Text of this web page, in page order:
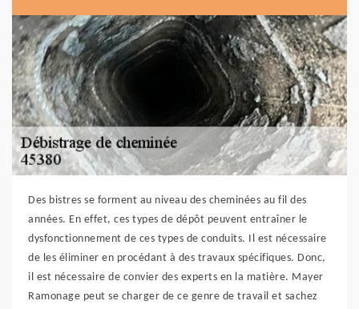
Des bistres se forment au niveau des cheminées au fil des
années. En effet, ces types de dépôt peuvent entraîner le
dysfonctionnement de ces types de conduits. Il est nécessaire
de les éliminer en procédant à des travaux spécifiques. Donc,
il est nécessaire de convier des experts en la matière. Mayer
Ramonage peut se charger de ce genre de travail et sachez